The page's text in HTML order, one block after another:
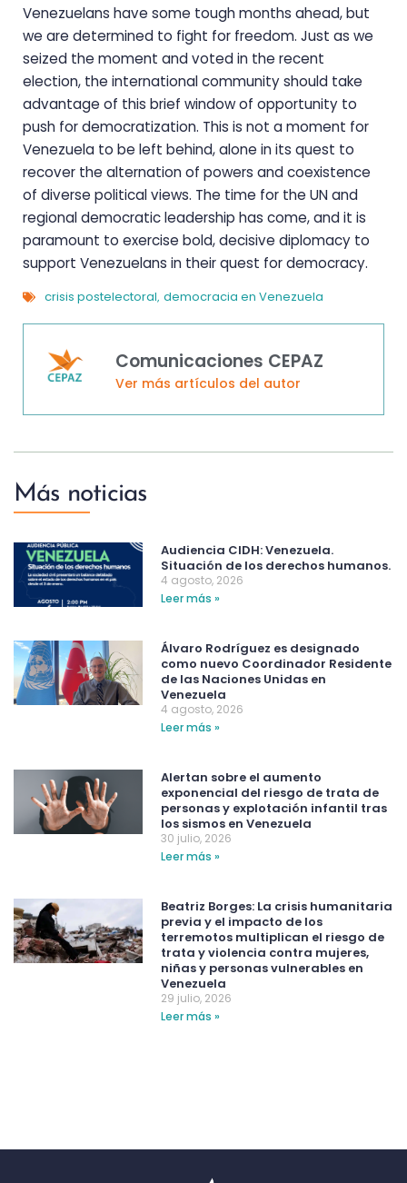
Venezuelans have some tough months ahead, but
we are determined to fight for freedom. Just as we
seized the moment and voted in the recent
election, the international community should take
advantage of this brief window of opportunity to
push for democratization. This is not a moment for
Venezuela to be left behind, alone in its quest to
recover the alternation of powers and coexistence
of diverse political views. The time for the UN and
regional democratic leadership has come, and it is
paramount to exercise bold, decisive diplomacy to
support Venezuelans in their quest for democracy.
crisis postelectoral, democracia en Venezuela
Comunicaciones CEPAZ
Ver más artículos del autor
Más noticias
Audiencia CIDH: Venezuela.
Situación de los derechos humanos.
4 agosto, 2026
Leer más »
Álvaro Rodríguez es designado
como nuevo Coordinador Residente
de las Naciones Unidas en
Venezuela
4 agosto, 2026
Leer más »
Alertan sobre el aumento
exponencial del riesgo de trata de
personas y explotación infantil tras
los sismos en Venezuela
30 julio, 2026
Leer más »
Beatriz Borges: La crisis humanitaria
previa y el impacto de los
terremotos multiplican el riesgo de
trata y violencia contra mujeres,
niñas y personas vulnerables en
Venezuela
29 julio, 2026
Leer más »